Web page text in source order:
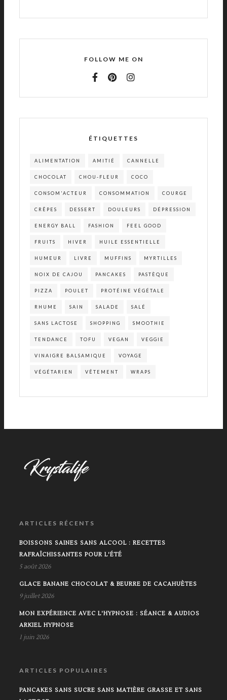
FOLLOW ME ON
ÉTIQUETTES
ALIMENTATION AMITIÉ CANNELLE
CHOCOLAT CHOU-FLEUR COCO
CONSOM'ACTEUR CONSOMMATION COURGE
CRÊPES DESSERT DOULEURS DÉPRESSION
ENERGY BALL FASHION FEEL GOOD
FRUITS HIVER HUILE ESSENTIELLE
HUMEUR LIVRE MUFFINS MYRTILLES
NOIX DE CAJOU PANCAKES PASTÈQUE
PIZZA POULET PROTÉINE VÉGÉTALE
RHUME SAIN SALADE SALÉ
SANS LACTOSE SHOPPING SMOOTHIE
TENDANCE TOFU VEGAN VEGGIE
VINAIGRE BALSAMIQUE VOYAGE
VÉGÉTARIEN VÊTEMENT WRAPS
ARTICLES RÉCENTS
BOISSONS SAINES SANS ALCOOL : RECETTES
RAFRAÎCHISSANTES POUR L'ÉTÉ
5 août 2026
GLACE BANANE CHOCOLAT & BEURRE DE CACAHUÈTES
9 juillet 2026
MON EXPÉRIENCE AVEC L'HYPNOSE : SÉANCE & AUDIOS
ARKIEL HYPNOSE
1 juin 2026
ARTICLES POPULAIRES
PANCAKES SANS SUCRE SANS MATIÈRE GRASSE ET SANS